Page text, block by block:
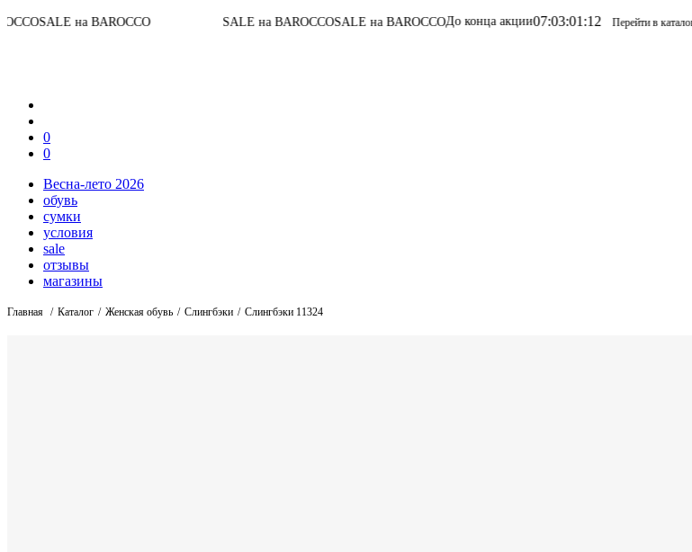
SALE на BAROCCOSALE на BAROCCOДо конца акции07:03:01:12 Перейти в каталог SALE на
0
0
Весна-лето 2026
обувь
сумки
условия
sale
отзывы
магазины
Главная Каталог Женская обувь Слингбэки Слингбэки 11324